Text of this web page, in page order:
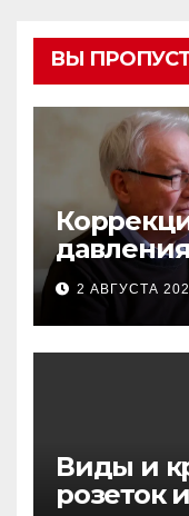
ВЫ
сосудов
инсульта
2 АВГУСТА
Виды и
розеток